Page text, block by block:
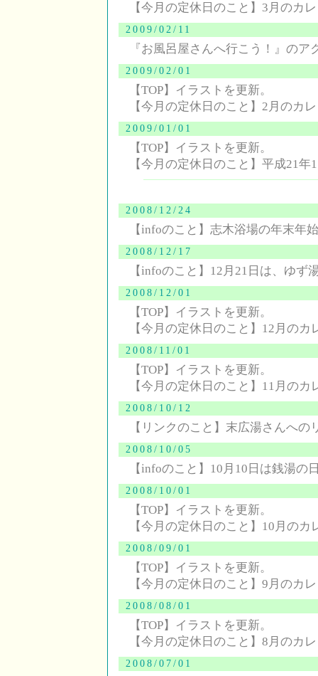
【今月の定休日のこと】3月のカ
2009/02/11
『お風呂屋さんへ行こう！』の
2009/02/01
【TOP】イラストを更新。
【今月の定休日のこと】2月のカ
2009/01/01
【TOP】イラストを更新。
【今月の定休日のこと】平成21
2008/12/24
【infoのこと】志木浴場の年末年
2008/12/17
【infoのこと】12月21日は、ゆず
2008/12/01
【TOP】イラストを更新。
【今月の定休日のこと】12月のカ
2008/11/01
【TOP】イラストを更新。
【今月の定休日のこと】11月のカ
2008/10/12
【リンクのこと】末広湯さんへの
2008/10/05
【infoのこと】10月10日は銭湯の
2008/10/01
【TOP】イラストを更新。
【今月の定休日のこと】10月のカ
2008/09/01
【TOP】イラストを更新。
【今月の定休日のこと】9月のカ
2008/08/01
【TOP】イラストを更新。
【今月の定休日のこと】8月のカ
2008/07/01